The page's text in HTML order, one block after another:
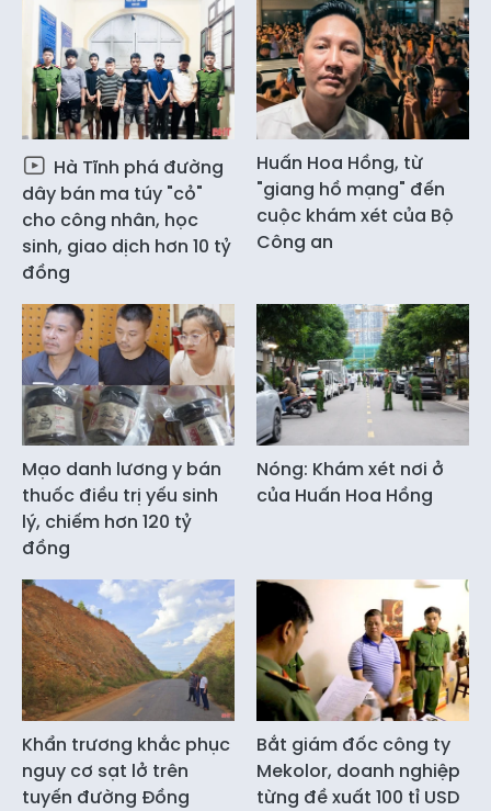
Hà Tĩnh phá đường
dây bán ma túy "cỏ"
cho công nhân, học
sinh, giao dịch hơn 10 tỷ
đồng
Huấn Hoa Hồng, từ
"giang hồ mạng" đến
cuộc khám xét của Bộ
Công an
Mạo danh lương y bán
thuốc điều trị yếu sinh
lý, chiếm hơn 120 tỷ
đồng
Nóng: Khám xét nơi ở
của Huấn Hoa Hồng
Khẩn trương khắc phục
nguy cơ sạt lở trên
tuyến đường Đồng
Bắt giám đốc công ty
Mekolor, doanh nghiệp
từng đề xuất 100 tỉ USD